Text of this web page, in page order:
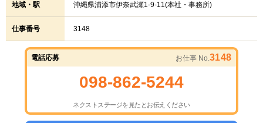
地域・駅 沖縄県浦添市伊奈武瀬1-9-11(本社・事務所)
仕事番号 3148
電話応募 お仕事 No.3148
098-862-5244
ネクストステージを見たとお伝えください